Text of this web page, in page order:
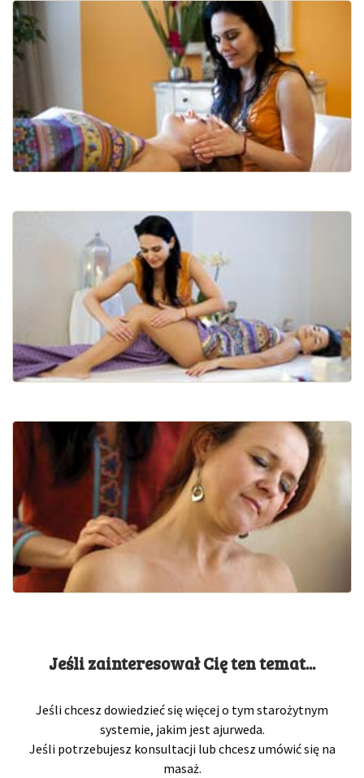
Jeśli zainteresował Cię ten temat...
Jeśli chcesz dowiedzieć się więcej o tym starożytnym
systemie, jakim jest ajurweda.
Jeśli potrzebujesz konsultacji lub chcesz umówić się na
masaż.